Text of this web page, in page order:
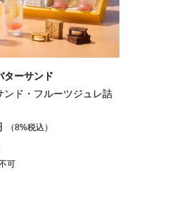
ターサンド
ンド・フルーツジュレ詰
（8%税込）
可